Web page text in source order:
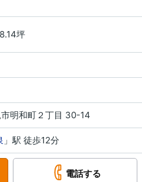
坪
明和町２丁目 30-14
」駅 徒歩12分
電話する